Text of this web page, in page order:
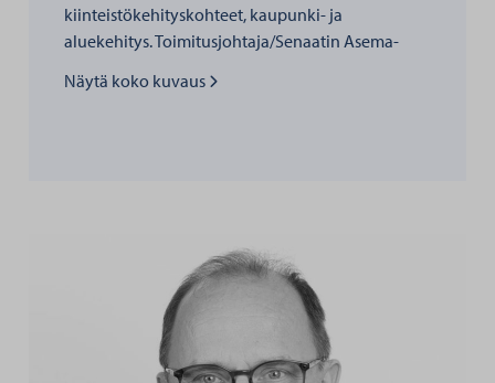
kiinteistökehityskohteet, kaupunki- ja
aluekehitys. Toimitusjohtaja/Senaatin Asema-
Näytä koko kuvaus